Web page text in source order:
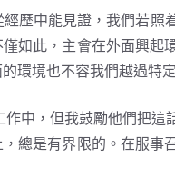
歷中能見證，我們若照
如此，主會在外面興
環境也不容我們越過特
中，但我鼓勵他們把這
總是有界限的。在服